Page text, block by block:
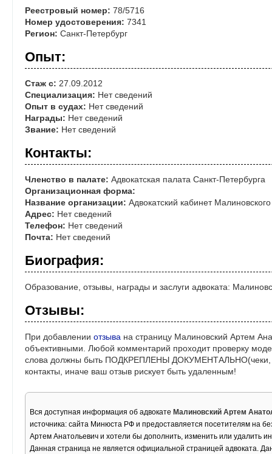
Реестровый номер: 78/5716
Номер удостоверения: 7341
Регион: Санкт-Петербург
Опыт:
Стаж с: 27.09.2012
Специализация: Нет сведений
Опыт в судах: Нет сведений
Награды: Нет сведений
Звание: Нет сведений
Контакты:
Членство в палате: Адвокатская палата Санкт-Петербурга
Организационная форма:
Название организации: Адвокатский кабинет
Адрес: Нет сведений
Телефон: Нет сведений
Почта: Нет сведений
Биография:
Образование, отзывы, награды и заслуги адвоката:
Отзывы:
При добавлении отзыва на страницу Малиновский Артем
объективными. Любой комментарий проходит проверку
слова должны быть ПОДКРЕПЛЕНЫ ДОКУМЕНТАЛЬНО(чеки,
контакты, иначе ваш отзыв рискует быть удаленным!
Вся доступная информация об адвокате Малиновский Артем
источника: сайта Минюста РФ и предоставляется посетителям на
Артем Анатольевич и хотели бы дополнить, изменить или удалить
Данная страница не является официальной страницей адвоката.